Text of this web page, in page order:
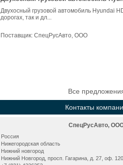
Двухосный грузовой автомобиль Hyundai
дорогах, так и дл...
Поставщик: СпецРусАвто, ООО
Все
Контакты
СпецРусАвто,
Россия
Нижегородская область
Нижний новгород
Нижний Новгород, просп. Гагарина, д. 27, оф.